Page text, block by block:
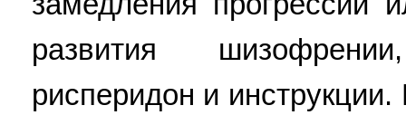
развития
рисперидон и